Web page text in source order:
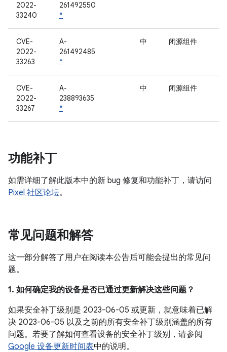
2022-
33240
261492550
*
CVE-
2022-
33263
A-
261492485
*
中 闭源组件
CVE-
2022-
33267
A-
238893635
*
中 闭源组件
功能补丁
如需详细了解此版本中的新 bug 修复和功能补丁，请访问
Pixel 社区论坛。
常见问题和解答
这一部分解答了用户在阅读本公告后可能会提出的常见问
题。
1. 如何确定我的设备是否已通过更新解决这些问题？
如果安全补丁级别是 2023-06-05 或更新，就意味着已解
决 2023-06-05 以及之前的所有安全补丁级别涵盖的所有
问题。若要了解如何查看设备的安全补丁级别，请参阅
Google 设备更新时间表中的说明。